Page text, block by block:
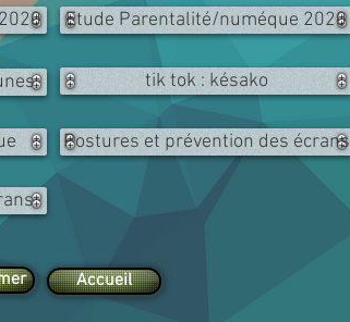
Accueil
tik tok : késako
Etude Parentalité/numéque 2020
Postures et prévention des écrans